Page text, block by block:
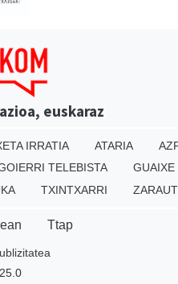
euskaraz
IRRATIA ATARIA
TELEBISTA GUAIXE
TXINTXARRI
Ttap